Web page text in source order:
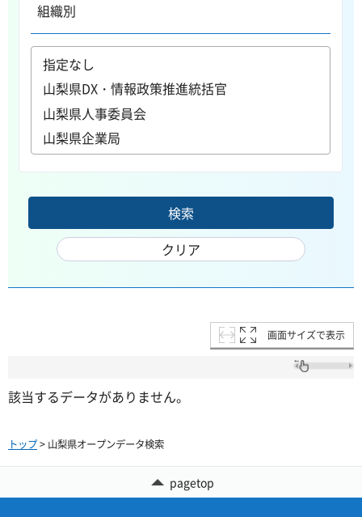
組織別
画面サイズで表示
該当するデータがありません。
トップ> 山梨県オープンデータ検索
pagetop